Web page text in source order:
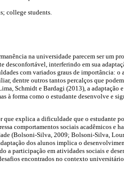
college students.
na universidade parecem ser um
desconfortável, interferindo em sua
com variados graus de importância:
dentre outros tantos percalços que
Schmidt e Bardagi (2013), a adaptação
à forma como o estudante desenvolve e
que explica a dificuldade que o estudante
comportamentos sociais acadêmicos e
(Bolsoni-Silva, 2009; Bolsoni-Silva,
dos alunos implica o
a participação em atividades sociais e
encontrados no contexto